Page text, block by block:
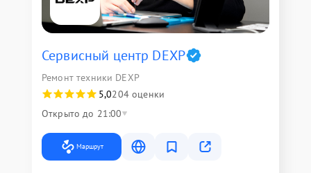
Сервисный центр DEXP
Ремонт техники DEXP
5,0204 оценки
Открыто до 21:00
Маршрут